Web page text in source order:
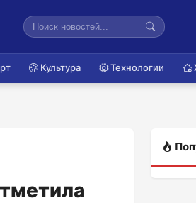
Культура Технологии